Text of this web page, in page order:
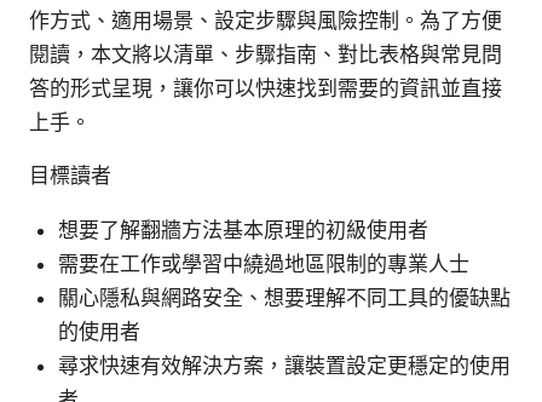
作方式、適用場景、設定步驟與風險控制。為了方便
閱讀，本文將以清單、步驟指南、對比表格與常見問
答的形式呈現，讓你可以快速找到需要的資訊並直接
上手。
目標讀者
想要了解翻牆方法基本原理的初級使用者
需要在工作或學習中繞過地區限制的專業人士
關心隱私與網路安全、想要理解不同工具的優缺點
的使用者
尋求快速有效解決方案，讓裝置設定更穩定的使用